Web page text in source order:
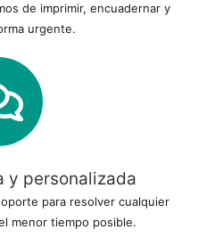
de imprimir, encuadernar y
urgente.
y personalizada
para resolver cualquier
menor tiempo posible.